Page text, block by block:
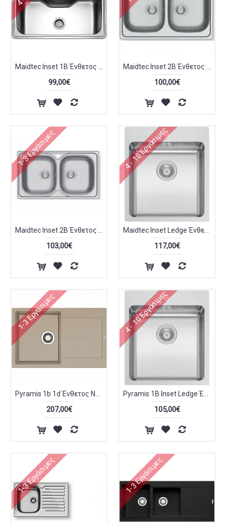
99,00€ 100,00€
1-3 Εργάσιμες
103,00€
4 - 10 Εργάσιμες
117,00€
1-3 Εργάσιμες
207,00€
4 - 10 Εργάσιμες
105,00€
1-3 Εργάσιμες 1-3 Εργάσιμες